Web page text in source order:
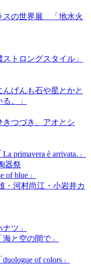
スの世界展 「地水火
トロングスタイル」
げんも石や星とかと
。」
つづき、アオとシ
primavera è arrivata.」
器祭
of blue」
・河村尚江・小岩井カ
ツ」
と空の間で」
of colors」